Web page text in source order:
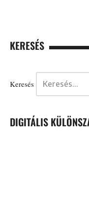
KERESÉS
Keresés
DIGITÁLIS